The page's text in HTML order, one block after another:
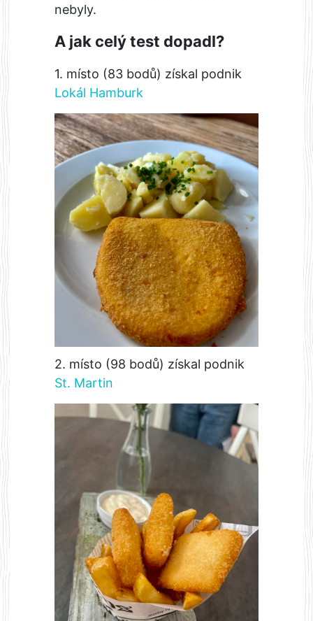
nebyly.
A jak celý test dopadl?
1. místo (83 bodů) získal podnik
Lokál Hamburk
2. místo (98 bodů) získal podnik
St. Martin